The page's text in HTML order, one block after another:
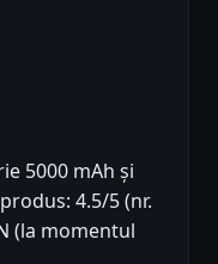
5000 mAh și
4.5/5 (nr.
(la momentul